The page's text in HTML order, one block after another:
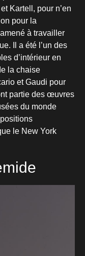
Kartell, pour n’en
pour la
à travailler
Il a été l’un des
d’intérieur en
la chaise
et Gaudi pour
partie des œuvres
du monde
le New York